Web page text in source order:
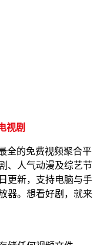
视剧
全的免费视频聚合平
、人气动漫及综艺节
更新，支持电脑与手
器。想看好剧，就来